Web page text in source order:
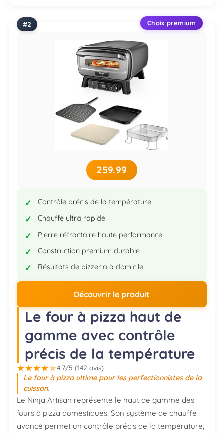
Choix premium
259.99
Contrôle précis de la température
Chauffe ultra rapide
Pierre réfractaire haute performance
Construction premium durable
Résultats de pizzeria à domicile
Découvrir le produit
Le four à pizza haut de
gamme avec contrôle
précis de la température
★★★★★4.7/5 (142 avis)
Le four à pizza ultime pour les perfectionnistes de la
cuisson.
Le Ninja Artisan représente le haut de gamme des
fours à pizza domestiques. Son système de chauffe
avancé permet un contrôle précis de la température,